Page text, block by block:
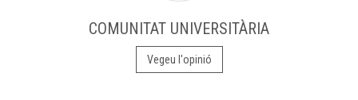
COMUNITAT UNIVERSITÀRIA
Vegeu l'opinió